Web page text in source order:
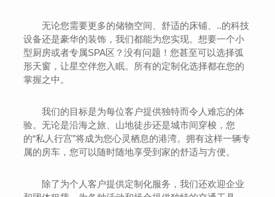
无论您需要更多的储物空间、舒适的床铺、..的科技
设备还是豪华的装饰，我们都能为您实现。想要一个小
型厨房或者专属SPA区？没有问题！您甚至可以选择弧
形天窗，让星空伴您入眠。所有的定制化选择都在您的
掌握之中。
我们的目标是为每位客户提供独特而令人难忘的体
验。无论是沿海之旅、山地徒步还是城市间穿梭，您
的“私人行宫”将成为您心灵栖息的港湾。拥有这样一辆专
属的房车，您可以随时随地享受到家的舒适与方便。
除了为个人客户提供定制化服务，我们还欢迎企业